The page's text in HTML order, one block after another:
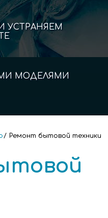
УСТРАНЯЕМ
МОДЕЛЯМИ
Ремонт бытовой техники